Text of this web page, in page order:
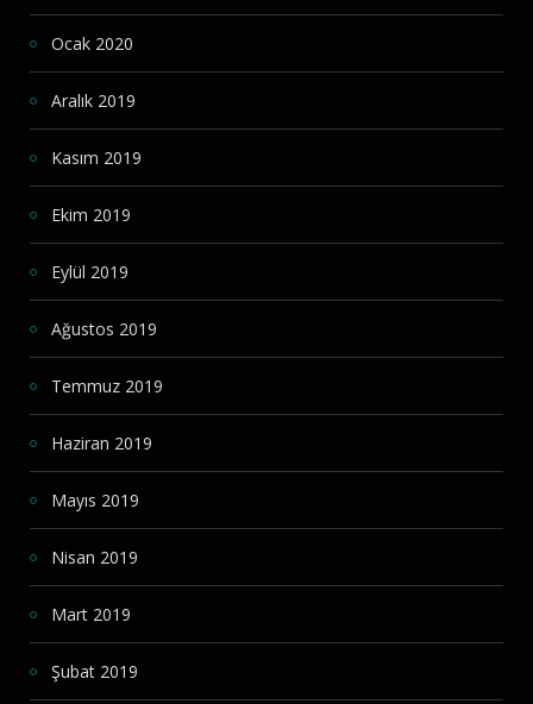
Ocak 2020
Aralık 2019
Kasım 2019
Ekim 2019
Eylül 2019
Ağustos 2019
Temmuz 2019
Haziran 2019
Mayıs 2019
Nisan 2019
Mart 2019
Şubat 2019